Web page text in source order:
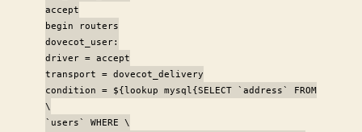
accept
begin routers
dovecot_user:
driver = accept
transport = dovecot_delivery
condition = ${lookup mysql{SELECT `address` FROM
\
`users` WHERE \